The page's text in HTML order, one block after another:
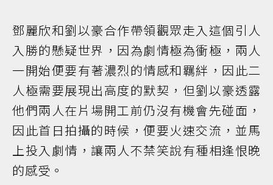
鄧麗欣和劉以豪合作帶領觀眾走入這個引人
入勝的懸疑世界，因為劇情極為衝極，兩人
一開始便要有著濃烈的情感和羈絆，因此二
人極需要展現出高度的默契，但劉以豪透露
他們兩人在片場開工前仍沒有機會先碰面，
因此首日拍攝的時候，便要火速交流，並馬
上投入劇情，讓兩人不禁笑說有種相逢恨晚
的感受。